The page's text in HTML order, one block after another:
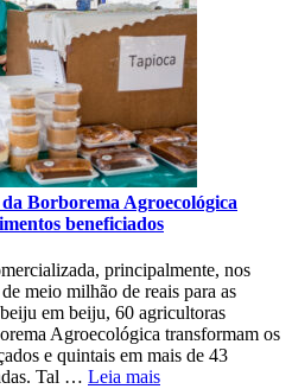
Borborema Agroecológica
beneficiados
principalmente, nos
meio milhão de reais para as
em beiju, 60 agricultoras
Agroecológica transformam os
e quintais em mais de 43
Tal … Leia mais